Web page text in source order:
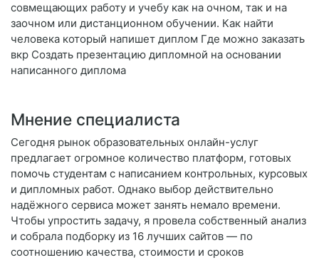
совмещающих работу и учебу как на очном, так и на
заочном или дистанционном обучении. Как найти
человека который напишет диплом Где можно заказать
вкр Создать презентацию дипломной на основании
написанного диплома
Мнение специалиста
Сегодня рынок образовательных онлайн-услуг
предлагает огромное количество платформ, готовых
помочь студентам с написанием контрольных, курсовых
и дипломных работ. Однако выбор действительно
надёжного сервиса может занять немало времени.
Чтобы упростить задачу, я провела собственный анализ
и собрала подборку из 16 лучших сайтов — по
соотношению качества, стоимости и сроков